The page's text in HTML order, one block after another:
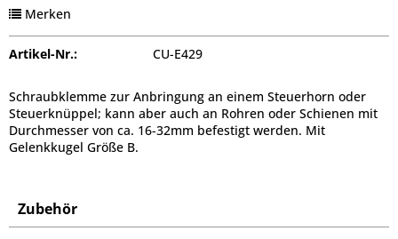
Merken
Artikel-Nr.: CU-E429
Schraubklemme zur Anbringung an einem Steuerhorn oder
Steuerknüppel; kann aber auch an Rohren oder Schienen mit
Durchmesser von ca. 16-32mm befestigt werden. Mit
Gelenkkugel Größe B.
Zubehör